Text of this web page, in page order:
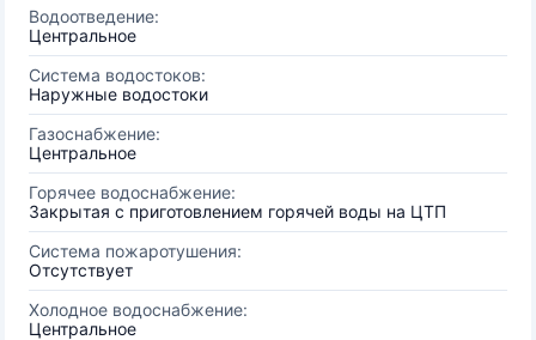
Водоотведение:
Центральное
Система водостоков:
Наружные водостоки
Газоснабжение:
Центральное
Горячее водоснабжение:
Закрытая с приготовлением горячей воды на ЦТП
Система пожаротушения:
Отсутствует
Холодное водоснабжение:
Центральное